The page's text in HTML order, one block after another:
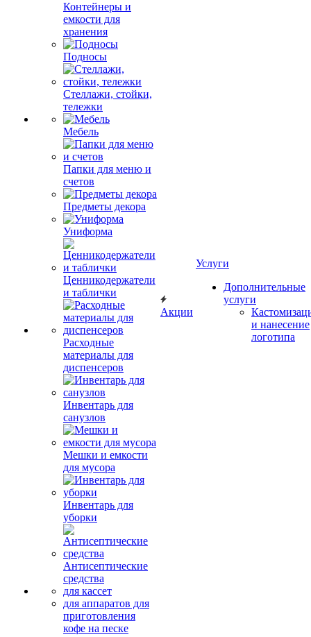
Контейнеры и
емкости для
хранения
Подносы
Стеллажи, стойки,
тележки
Мебель
Папки для меню и
счетов
Предметы декора
Униформа
Ценникодержатели
и таблички
Расходные
материалы для
диспенсеров
Инвентарь для
санузлов
Мешки и емкости
для мусора
Инвентарь для
уборки
Антисептические
средства
для кассет
для аппаратов для
приготовления
кофе на песке
Акции
Услуги
Дополнительные
услуги
и нанесение
логотипа